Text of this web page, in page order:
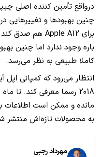
درواقع تأمین کننده اصلی
چنین بهبودها و تغییرهایی
برای Apple A12 هم صدق
باره وجود ندارد اما چنین
کاملا طبیعی به نظر می‌رسد.
انتظار می‌رود که کمپانی اپل
2018 رسما معرفی کند. تا
مانده و ممکن است
به محصولات تازه‌اش منتشر
مهرداد رجبی